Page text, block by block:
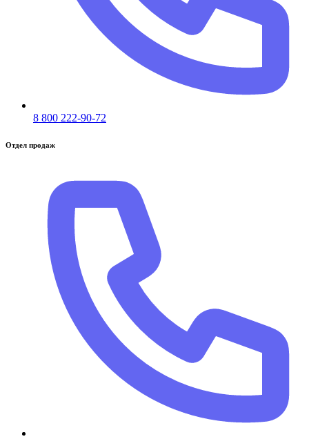
8 800 222-90-72
Отдел продаж